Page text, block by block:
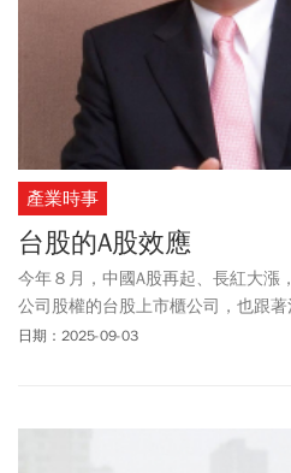
產業時事
台股的A股效應
今年８月，中國A股再起、長紅大漲
公司股權的台股上市櫃公司，也跟
家族及PCB產業鏈。
日期：2025-09-03